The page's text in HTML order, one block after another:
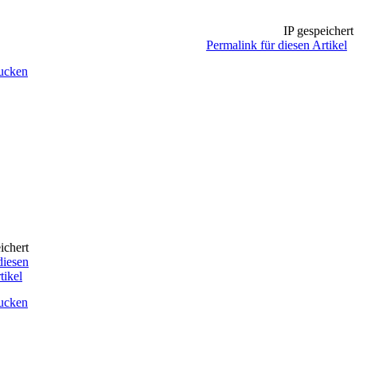
IP gespeichert
Permalink für diesen Artikel